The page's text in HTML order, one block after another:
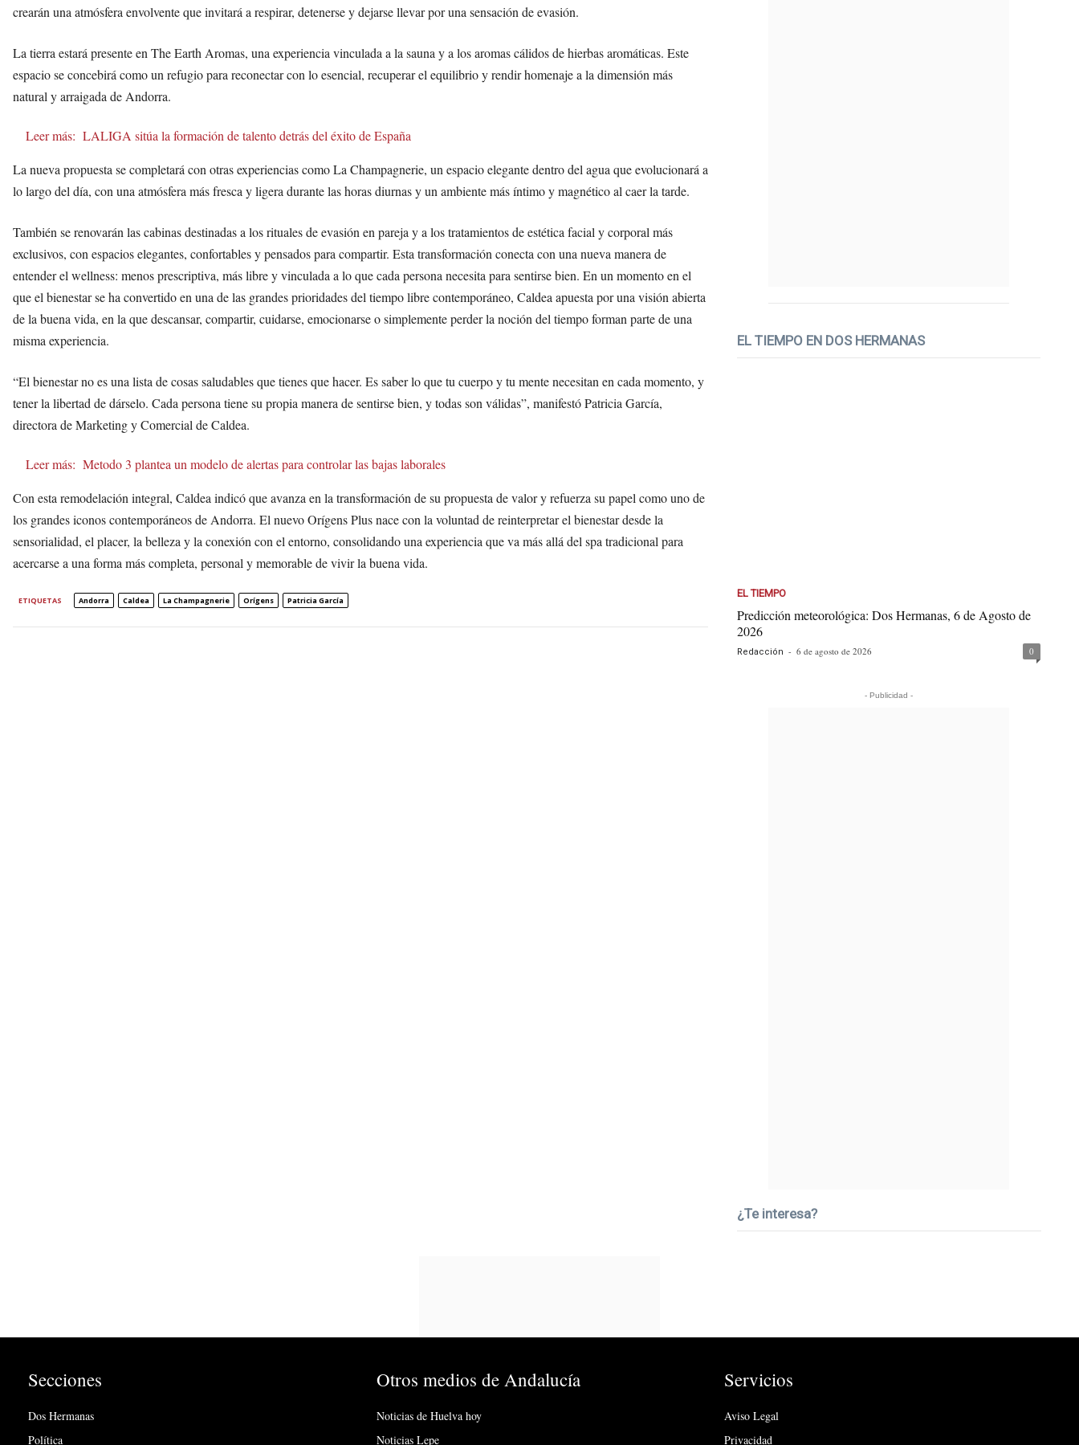
crearán una atmósfera envolvente que invitará a respirar, detenerse y dejarse llevar por una sensación de evasión.
La tierra estará presente en The Earth Aromas, una experiencia vinculada a la sauna y a los aromas cálidos de hierbas aromáticas. Este
espacio se concebirá como un refugio para reconectar con lo esencial, recuperar el equilibrio y rendir homenaje a la dimensión más
natural y arraigada de Andorra.
Leer más: LALIGA sitúa la formación de talento detrás del éxito de España
La nueva propuesta se completará con otras experiencias como La Champagnerie, un espacio elegante dentro del agua que evolucionará a
lo largo del día, con una atmósfera más fresca y ligera durante las horas diurnas y un ambiente más íntimo y magnético al caer la tarde.
También se renovarán las cabinas destinadas a los rituales de evasión en pareja y a los tratamientos de estética facial y corporal más
exclusivos, con espacios elegantes, confortables y pensados para compartir. Esta transformación conecta con una nueva manera de
entender el wellness: menos prescriptiva, más libre y vinculada a lo que cada persona necesita para sentirse bien. En un momento en el
que el bienestar se ha convertido en una de las grandes prioridades del tiempo libre contemporáneo, Caldea apuesta por una visión abierta
de la buena vida, en la que descansar, compartir, cuidarse, emocionarse o simplemente perder la noción del tiempo forman parte de una
misma experiencia.
“El bienestar no es una lista de cosas saludables que tienes que hacer. Es saber lo que tu cuerpo y tu mente necesitan en cada momento, y
tener la libertad de dárselo. Cada persona tiene su propia manera de sentirse bien, y todas son válidas”, manifestó Patricia García,
directora de Marketing y Comercial de Caldea.
Leer más: Metodo 3 plantea un modelo de alertas para controlar las bajas laborales
Con esta remodelación integral, Caldea indicó que avanza en la transformación de su propuesta de valor y refuerza su papel como uno de
los grandes iconos contemporáneos de Andorra. El nuevo Orígens Plus nace con la voluntad de reinterpretar el bienestar desde la
sensorialidad, el placer, la belleza y la conexión con el entorno, consolidando una experiencia que va más allá del spa tradicional para
acercarse a una forma más completa, personal y memorable de vivir la buena vida.
ETIQUETAS Andorra Caldea La Champagnerie Orígens Patricia García
EL TIEMPO EN DOS HERMANAS
EL TIEMPO
Predicción meteorológica: Dos Hermanas, 6 de Agosto de
2026
Redacción - 6 de agosto de 2026 0
- Publicidad -
¿Te interesa?
Secciones
Dos Hermanas
Política
Otros medios de Andalucía
Noticias de Huelva hoy
Noticias Lepe
Servicios
Aviso Legal
Privacidad